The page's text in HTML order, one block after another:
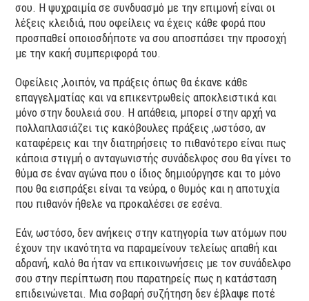
σου. Η ψυχραιμία σε συνδυασμό με την επιμονή είναι οι
λέξεις κλειδιά, που οφείλεις να έχεις κάθε φορά που
προσπαθεί οποιοσδήποτε να σου αποσπάσει την προσοχή
με την κακή συμπεριφορά του.
Οφείλεις ,λοιπόν, να πράξεις όπως θα έκανε κάθε
επαγγελματίας και να επικεντρωθείς αποκλειστικά και
μόνο στην δουλειά σου. Η απάθεια, μπορεί στην αρχή να
πολλαπλασιάζει τις κακόβουλες πράξεις ,ωστόσο, αν
καταφέρεις και την διατηρήσεις το πιθανότερο είναι πως
κάποια στιγμή ο ανταγωνιστής συνάδελφος σου θα γίνει το
θύμα σε έναν αγώνα που ο ίδιος δημιούργησε και το μόνο
που θα εισπράξει είναι τα νεύρα, ο θυμός και η αποτυχία
που πιθανόν ήθελε να προκαλέσει σε εσένα.
Εάν, ωστόσο, δεν ανήκεις στην κατηγορία των ατόμων που
έχουν την ικανότητα να παραμείνουν τελείως απαθή και
αδρανή, καλό θα ήταν να επικοινωνήσεις με τον συνάδελφο
σου στην περίπτωση που παρατηρείς πως η κατάσταση
επιδεινώνεται. Μια σοβαρή συζήτηση δεν έβλαψε ποτέ